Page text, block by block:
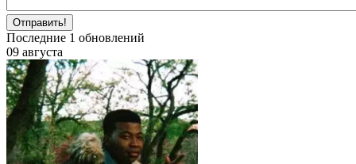
Отправить!
Последние 1 обновлений
09 августа